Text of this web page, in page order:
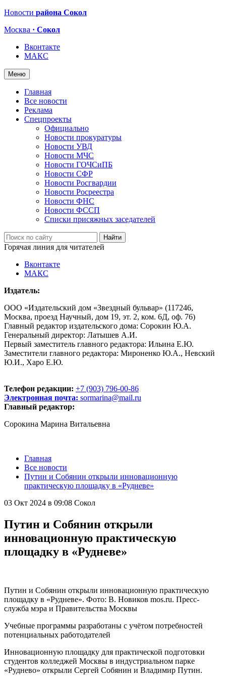
Новости района Сокол
Москва · Сокол
Вконтакте
МАКС
Меню
Главная
Все новости
Реклама
Спецпроекты
Официально
Новости прокуратуры
Новости УВД
Новости МЧС
Новости ГОЧСиПБ
Новости СФР
Новости Росгвардии
Новости Росреестра
Новости ФНС
Новости ФССП
Списки присяжных заседателей
Горячая линия для читателей
Вконтакте
МАКС
Издатель:
ООО «Издательский дом «Звездный бульвар» (117246,
Москва, проезд Научный, дом 19, эт. 2, ком. 6Д, оф. 76)
Главный редактор издательского дома: Сорокин Ю.А.
Генеральный директор: Латышев А.И.
Первый заместитель главного редактора: Ильина Е.Ю.
Заместители главного редактора: Мироненко Ю.А., Невский
Ю.И., Харо Е.Ю.
Телефон редакции: +7 (903) 796-00-86
Электронная почта: sormarina@mail.ru
Главный редактор:
Сорокина Марина Витальевна
Главная
Все новости
Путин и Собянин открыли инновационную
практическую площадку в «Рудневе»
03 Окт 2024 в 09:08 Сокол
Путин и Собянин открыли
инновационную практическую
площадку в «Рудневе»
Путин и Собянин открыли инновационную практическую
площадку в «Рудневе». Фото: В. Новиков mos.ru. Пресс-
служба мэра и Правительства Москвы
Учебные программы разработаны с учётом потребностей
потенциальных работодателей
Инновационную площадку для практической подготовки
студентов колледжей Москвы в индустриальном парке
«Руднево» открыли Сергей Собянин и Владимир Путин.